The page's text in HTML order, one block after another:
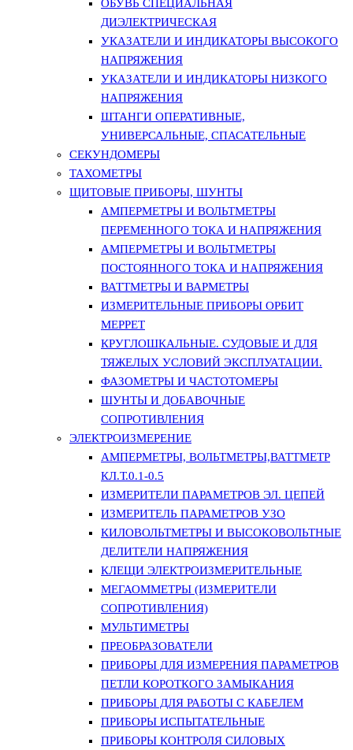
ОБУВЬ СПЕЦИАЛЬНАЯ
ДИЭЛЕКТРИЧЕСКАЯ
УКАЗАТЕЛИ И ИНДИКАТОРЫ ВЫСОКОГО
НАПРЯЖЕНИЯ
УКАЗАТЕЛИ И ИНДИКАТОРЫ НИЗКОГО
НАПРЯЖЕНИЯ
ШТАНГИ ОПЕРАТИВНЫЕ,
УНИВЕРСАЛЬНЫЕ, СПАСАТЕЛЬНЫЕ
СЕКУНДОМЕРЫ
ТАХОМЕТРЫ
ЩИТОВЫЕ ПРИБОРЫ, ШУНТЫ
АМПЕРМЕТРЫ И ВОЛЬТМЕТРЫ
ПЕРЕМЕННОГО ТОКА И НАПРЯЖЕНИЯ
АМПЕРМЕТРЫ И ВОЛЬТМЕТРЫ
ПОСТОЯННОГО ТОКА И НАПРЯЖЕНИЯ
ВАТТМЕТРЫ И ВАРМЕТРЫ
ИЗМЕРИТЕЛЬНЫЕ ПРИБОРЫ ОРБИТ
МЕРРЕТ
КРУГЛОШКАЛЬНЫЕ. СУДОВЫЕ И ДЛЯ
ТЯЖЕЛЫХ УСЛОВИЙ ЭКСПЛУАТАЦИИ.
ФАЗОМЕТРЫ И ЧАСТОТОМЕРЫ
ШУНТЫ И ДОБАВОЧНЫЕ
СОПРОТИВЛЕНИЯ
ЭЛЕКТРОИЗМЕРЕНИЕ
АМПЕРМЕТРЫ, ВОЛЬТМЕТРЫ,ВАТТМЕТР
КЛ.Т.0.1-0.5
ИЗМЕРИТЕЛИ ПАРАМЕТРОВ ЭЛ. ЦЕПЕЙ
ИЗМЕРИТЕЛЬ ПАРАМЕТРОВ УЗО
КИЛОВОЛЬТМЕТРЫ И ВЫСОКОВОЛЬТНЫЕ
ДЕЛИТЕЛИ НАПРЯЖЕНИЯ
КЛЕЩИ ЭЛЕКТРОИЗМЕРИТЕЛЬНЫЕ
МЕГАОММЕТРЫ (ИЗМЕРИТЕЛИ
СОПРОТИВЛЕНИЯ)
МУЛЬТИМЕТРЫ
ПРЕОБРАЗОВАТЕЛИ
ПРИБОРЫ ДЛЯ ИЗМЕРЕНИЯ ПАРАМЕТРОВ
ПЕТЛИ КОРОТКОГО ЗАМЫКАНИЯ
ПРИБОРЫ ДЛЯ РАБОТЫ С КАБЕЛЕМ
ПРИБОРЫ ИСПЫТАТЕЛЬНЫЕ
ПРИБОРЫ КОНТРОЛЯ СИЛОВЫХ